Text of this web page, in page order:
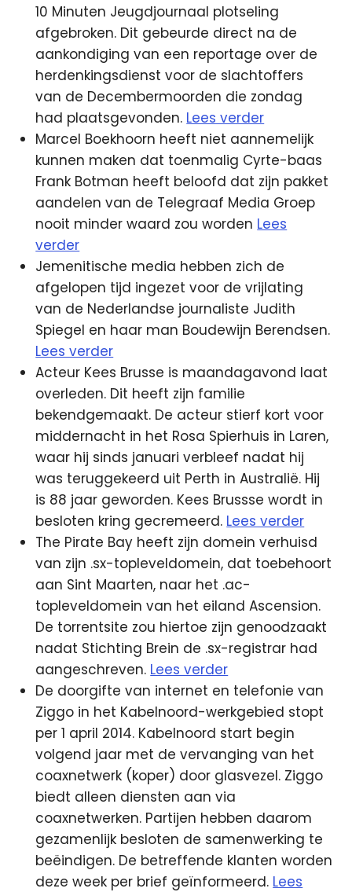
10 Minuten Jeugdjournaal plotseling
afgebroken. Dit gebeurde direct na de
aankondiging van een reportage over de
herdenkingsdienst voor de slachtoffers
van de Decembermoorden die zondag
had plaatsgevonden. Lees verder
Marcel Boekhoorn heeft niet aannemelijk
kunnen maken dat toenmalig Cyrte-baas
Frank Botman heeft beloofd dat zijn pakket
aandelen van de Telegraaf Media Groep
nooit minder waard zou worden Lees
verder
Jemenitische media hebben zich de
afgelopen tijd ingezet voor de vrijlating
van de Nederlandse journaliste Judith
Spiegel en haar man Boudewijn Berendsen.
Lees verder
Acteur Kees Brusse is maandagavond laat
overleden. Dit heeft zijn familie
bekendgemaakt. De acteur stierf kort voor
middernacht in het Rosa Spierhuis in Laren,
waar hij sinds januari verbleef nadat hij
was teruggekeerd uit Perth in Australië. Hij
is 88 jaar geworden. Kees Brussse wordt in
besloten kring gecremeerd. Lees verder
The Pirate Bay heeft zijn domein verhuisd
van zijn .sx-topleveldomein, dat toebehoort
aan Sint Maarten, naar het .ac-
topleveldomein van het eiland Ascension.
De torrentsite zou hiertoe zijn genoodzaakt
nadat Stichting Brein de .sx-registrar had
aangeschreven. Lees verder
De doorgifte van internet en telefonie van
Ziggo in het Kabelnoord-werkgebied stopt
per 1 april 2014. Kabelnoord start begin
volgend jaar met de vervanging van het
coaxnetwerk (koper) door glasvezel. Ziggo
biedt alleen diensten aan via
coaxnetwerken. Partijen hebben daarom
gezamenlijk besloten de samenwerking te
beëindigen. De betreffende klanten worden
deze week per brief geïnformeerd. Lees